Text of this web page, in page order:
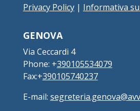
Privacy Policy| Informativa
GENOVA
Via Ceccardi 4
Phone: +390105534079
Fax:+390105740237
E-mail: